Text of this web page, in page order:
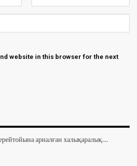
website in this browser for the next
арналған халықаралық…